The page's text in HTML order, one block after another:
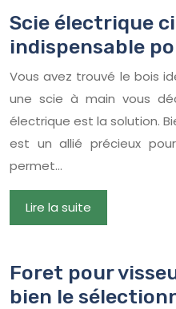
Scie électrique
indispensable
Vous avez trouvé le bois
une scie à main vous
électrique est la solution.
est un allié précieux
permet…
Lire la suite
Foret pour
bien le